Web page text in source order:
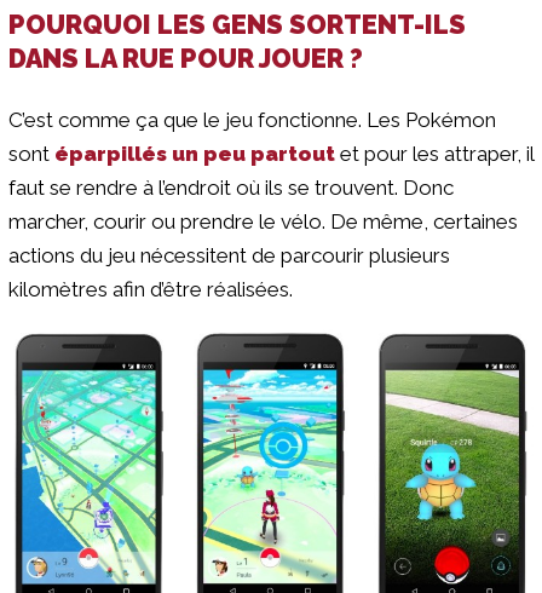
POURQUOI LES GENS SORTENT-ILS
DANS LA RUE POUR JOUER ?
C’est comme ça que le jeu fonctionne. Les Pokémon
sont éparpillés un peu partout et pour les attraper, il
faut se rendre à l’endroit où ils se trouvent. Donc
marcher, courir ou prendre le vélo. De même, certaines
actions du jeu nécessitent de parcourir plusieurs
kilomètres afin d’être réalisées.